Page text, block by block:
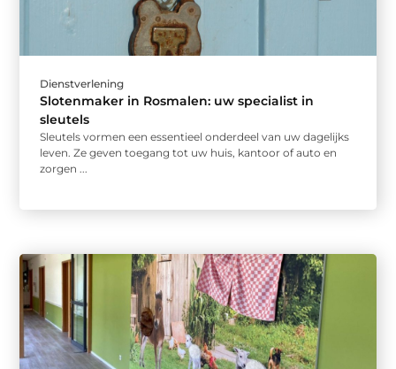
Dienstverlening
Slotenmaker in Rosmalen: uw specialist in
sleutels
Sleutels vormen een essentieel onderdeel van uw dagelijks
leven. Ze geven toegang tot uw huis, kantoor of auto en
zorgen ...